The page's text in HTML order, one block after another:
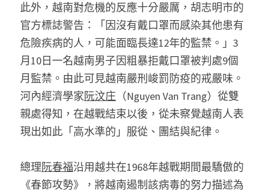
此外，越南對危機的反應十分嚴厲，胡志明市的
官方標誌警告：「因沒有戴口罩而感染其他患有
危險疾病的人，可能面臨長達12年的監禁。」3
月10日一名越南男子因粗暴拒戴口罩被判處9個
月監禁。由此可見越南嚴刑峻罰防疫的戒嚴味。
河內經濟學家阮汶庄 （Nguyen Van Trang）從雙
親處得知，在越戰結束以後，從未察覺越南人表
現出如此「高水準的」服從、團結與紀律。
總理阮春福沿用越共在1968年越戰期間最驕傲的
《春節攻勢》，將越南遏制該病毒的努力描述為